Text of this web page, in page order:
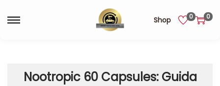
Shop 0 0
Nootropic 60 Capsules: Guida